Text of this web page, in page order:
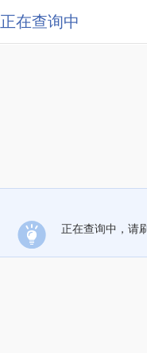
正在查询中
正在查询中，请